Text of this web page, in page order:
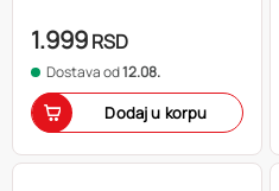
1.999RSD
Dostava od12.08.
Dodaj u korpu